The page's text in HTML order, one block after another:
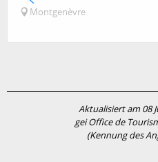
Montgenèvre
Aktualisiert am 08
gei Office de
(Kennung des